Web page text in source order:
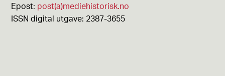
Epost: post(a)mediehistorisk.no
ISSN digital utgave: 2387-3655